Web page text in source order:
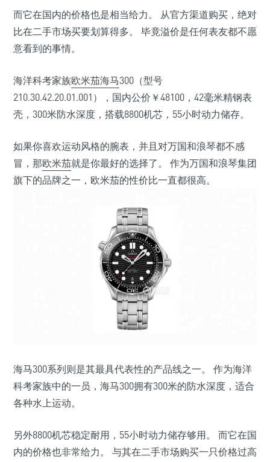
而它在国内的价格也是相当给力。 从官方渠道购买，绝对
比在二手市场买要划算得多。 毕竟溢价是任何表友都不愿
意看到的事情。
海洋科考家族欧米茄海马300（型号
210.30.42.20.01.001），国内公价￥48100，42毫米精钢表
壳，300米防水深度，搭载8800机芯，55小时动力储存。
如果你喜欢运动风格的腕表，并且对万国和浪琴都不感
冒，那欧米茄就是你最好的选择了。 作为万国和浪琴集团
旗下的品牌之一，欧米茄的性价比一直都很高。
海马300系列则是其最具代表性的产品线之一。 作为海洋
科考家族中的一员，海马300拥有300米的防水深度，适合
各种水上运动。
另外8800机芯稳定耐用，55小时动力储存够用。 而它在国
内的价格也非常给力。 与其在二手市场购买一只价格过高